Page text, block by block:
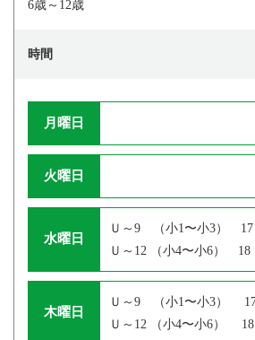
6歳～12歳
時間
月曜日
火曜日
水曜日
Ｕ～9 （小1〜小3） 17
Ｕ～12 （小4〜小6） 18
木曜日
Ｕ～9 （小1〜小3） 17
Ｕ～12 （小4〜小6） 18